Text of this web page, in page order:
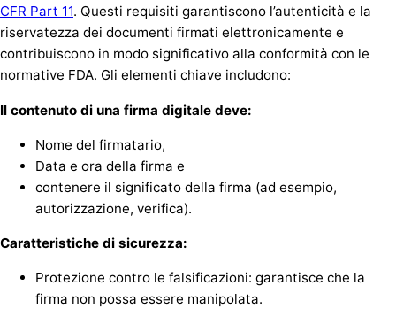
CFR Part 11. Questi requisiti garantiscono l’autenticità e la
riservatezza dei documenti firmati elettronicamente e
contribuiscono in modo significativo alla conformità con le
normative FDA. Gli elementi chiave includono:
Il contenuto di una firma digitale deve:
Nome del firmatario,
Data e ora della firma e
contenere il significato della firma (ad esempio,
autorizzazione, verifica).
Caratteristiche di sicurezza:
Protezione contro le falsificazioni: garantisce che la
firma non possa essere manipolata.